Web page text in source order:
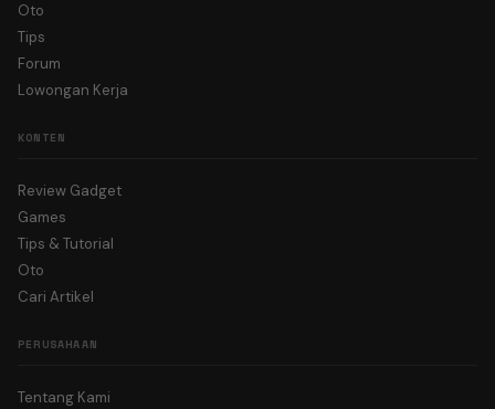
Oto
Tips
Forum
Lowongan Kerja
KONTEN
Review Gadget
Games
Tips & Tutorial
Oto
Cari Artikel
PERUSAHAAN
Tentang Kami